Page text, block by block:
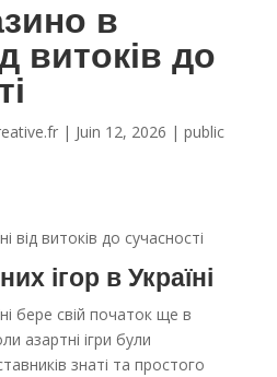
в
витоків до
| Juin 12, 2026 | public
від витоків до сучасності
ігор в Україні
бере свій початок ще в
азартні ігри були
знаті та простого